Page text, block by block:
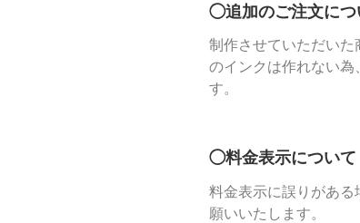
◯追加のご注文につ
制作させていただい
のインクは作れない
す。
◯料金表示について
料金表示に誤りがあ
願いいたします。